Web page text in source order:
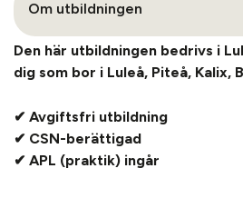
Om utbildningen
Den här utbildningen bedrivs i
dig som bor i Luleå, Piteå, Kalix,
✔ Avgiftsfri utbildning
✔ CSN-berättigad
✔ APL (praktik) ingår